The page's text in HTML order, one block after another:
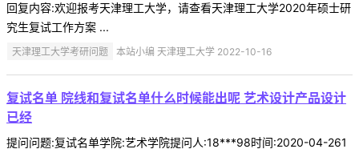
回复内容:欢迎报考天津理工大学，请查看天津理工大学2020年硕士研
究生复试工作方案 ...
天津理工大学考研问题 本站小编 天津理工大学 2022-10-16
复试名单 院线和复试名单什么时候能出呢 艺术设计产品设计
已经
提问问题:复试名单学院:艺术学院提问人:18***98时间:2020-04-261